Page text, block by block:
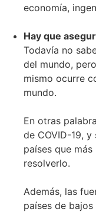
economía,
Hay que
Todavía no
del mundo,
mismo ocurre
mundo.
En otras
de COVID-19,
países que
resolverlo.
Además, las
países de